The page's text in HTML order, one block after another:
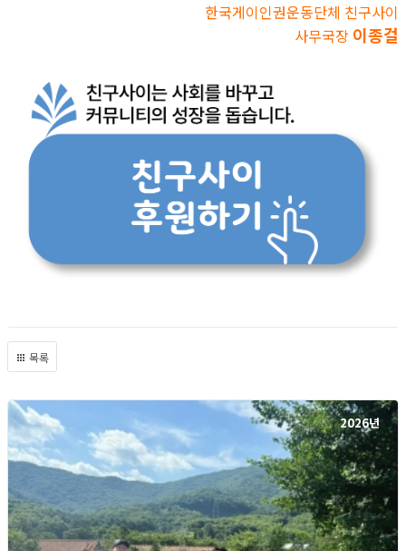
한국게이인권운동단체 친구사이
사무국장 이종걸
목록
2026년